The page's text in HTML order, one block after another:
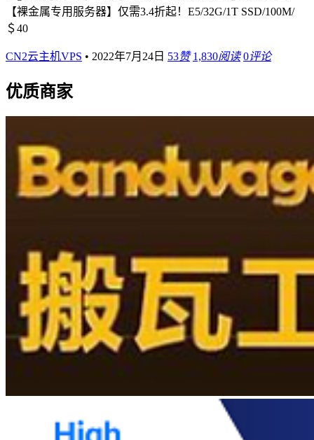
【裸金属专用服务器】仅需3.4折起！E5/32G/1T SSD/100M/
＄40
CN2云主机VPS • 2022年7月24日 53赞 1,830阅读 0评论
优质商家